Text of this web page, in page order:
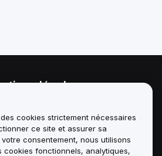
légales
d'intérêts
de la politique de
et d'administration
cookies strictement nécessaires
ce site et assurer sa
consentement, nous utilisons
cookies fonctionnels, analytiques,